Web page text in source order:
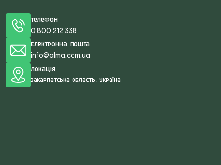
Телефон
0 800 212 338
Електронна пошта
info@alma.com.ua
Локація
Закарпатська область, Україна